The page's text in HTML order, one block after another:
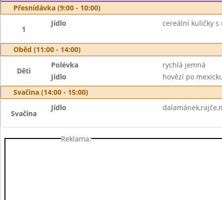
Přesnídávka (9:00 - 10:00)
1
Jídlo cereální kuličky s
Oběd (11:00 - 14:00)
Děti
Polévka
rychlá jemná
Jídlo
hovězí po
Svačina (14:00 - 15:00)
Svačina
Jídlo
Reklama: